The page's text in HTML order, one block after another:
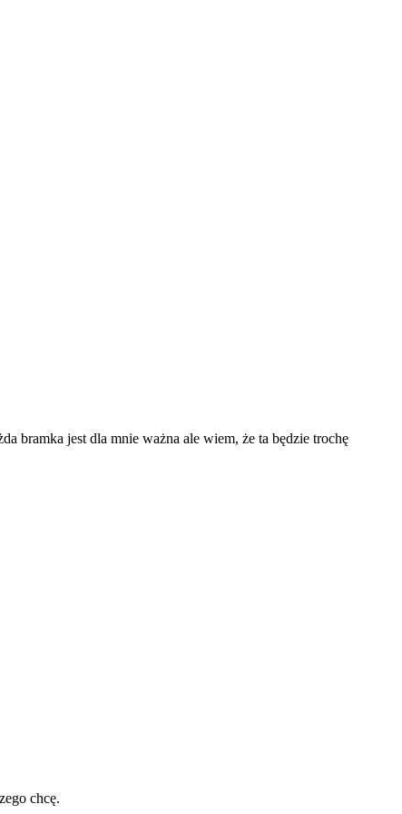
bramka jest dla mnie ważna ale wiem, że ta będzie trochę
chcę.